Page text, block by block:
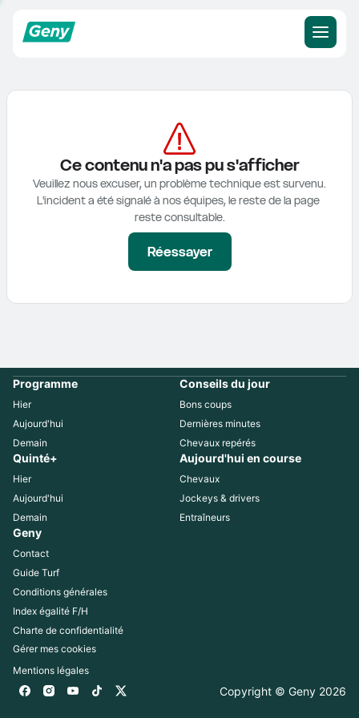
Ce contenu n'a pas pu s'afficher
Veuillez nous excuser, un problème technique est survenu.
L'incident a été signalé à nos équipes, le reste de la page
reste consultable.
Réessayer
Programme
Hier
Aujourd'hui
Demain
Conseils du jour
Bons coups
Dernières minutes
Chevaux repérés
Quinté+
Hier
Aujourd'hui
Demain
Aujourd'hui en course
Chevaux
Jockeys & drivers
Entraîneurs
Geny
Contact
Guide Turf
Conditions générales
Index égalité F/H
Charte de confidentialité
Gérer mes cookies
Mentions légales
Copyright © Geny 2026